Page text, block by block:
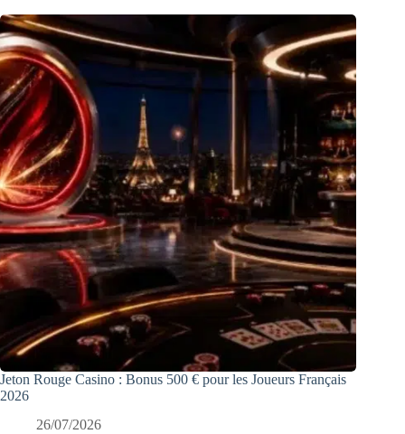
Jeton Rouge Casino : Bonus 500 € pour les Joueurs Français
2026
26/07/2026